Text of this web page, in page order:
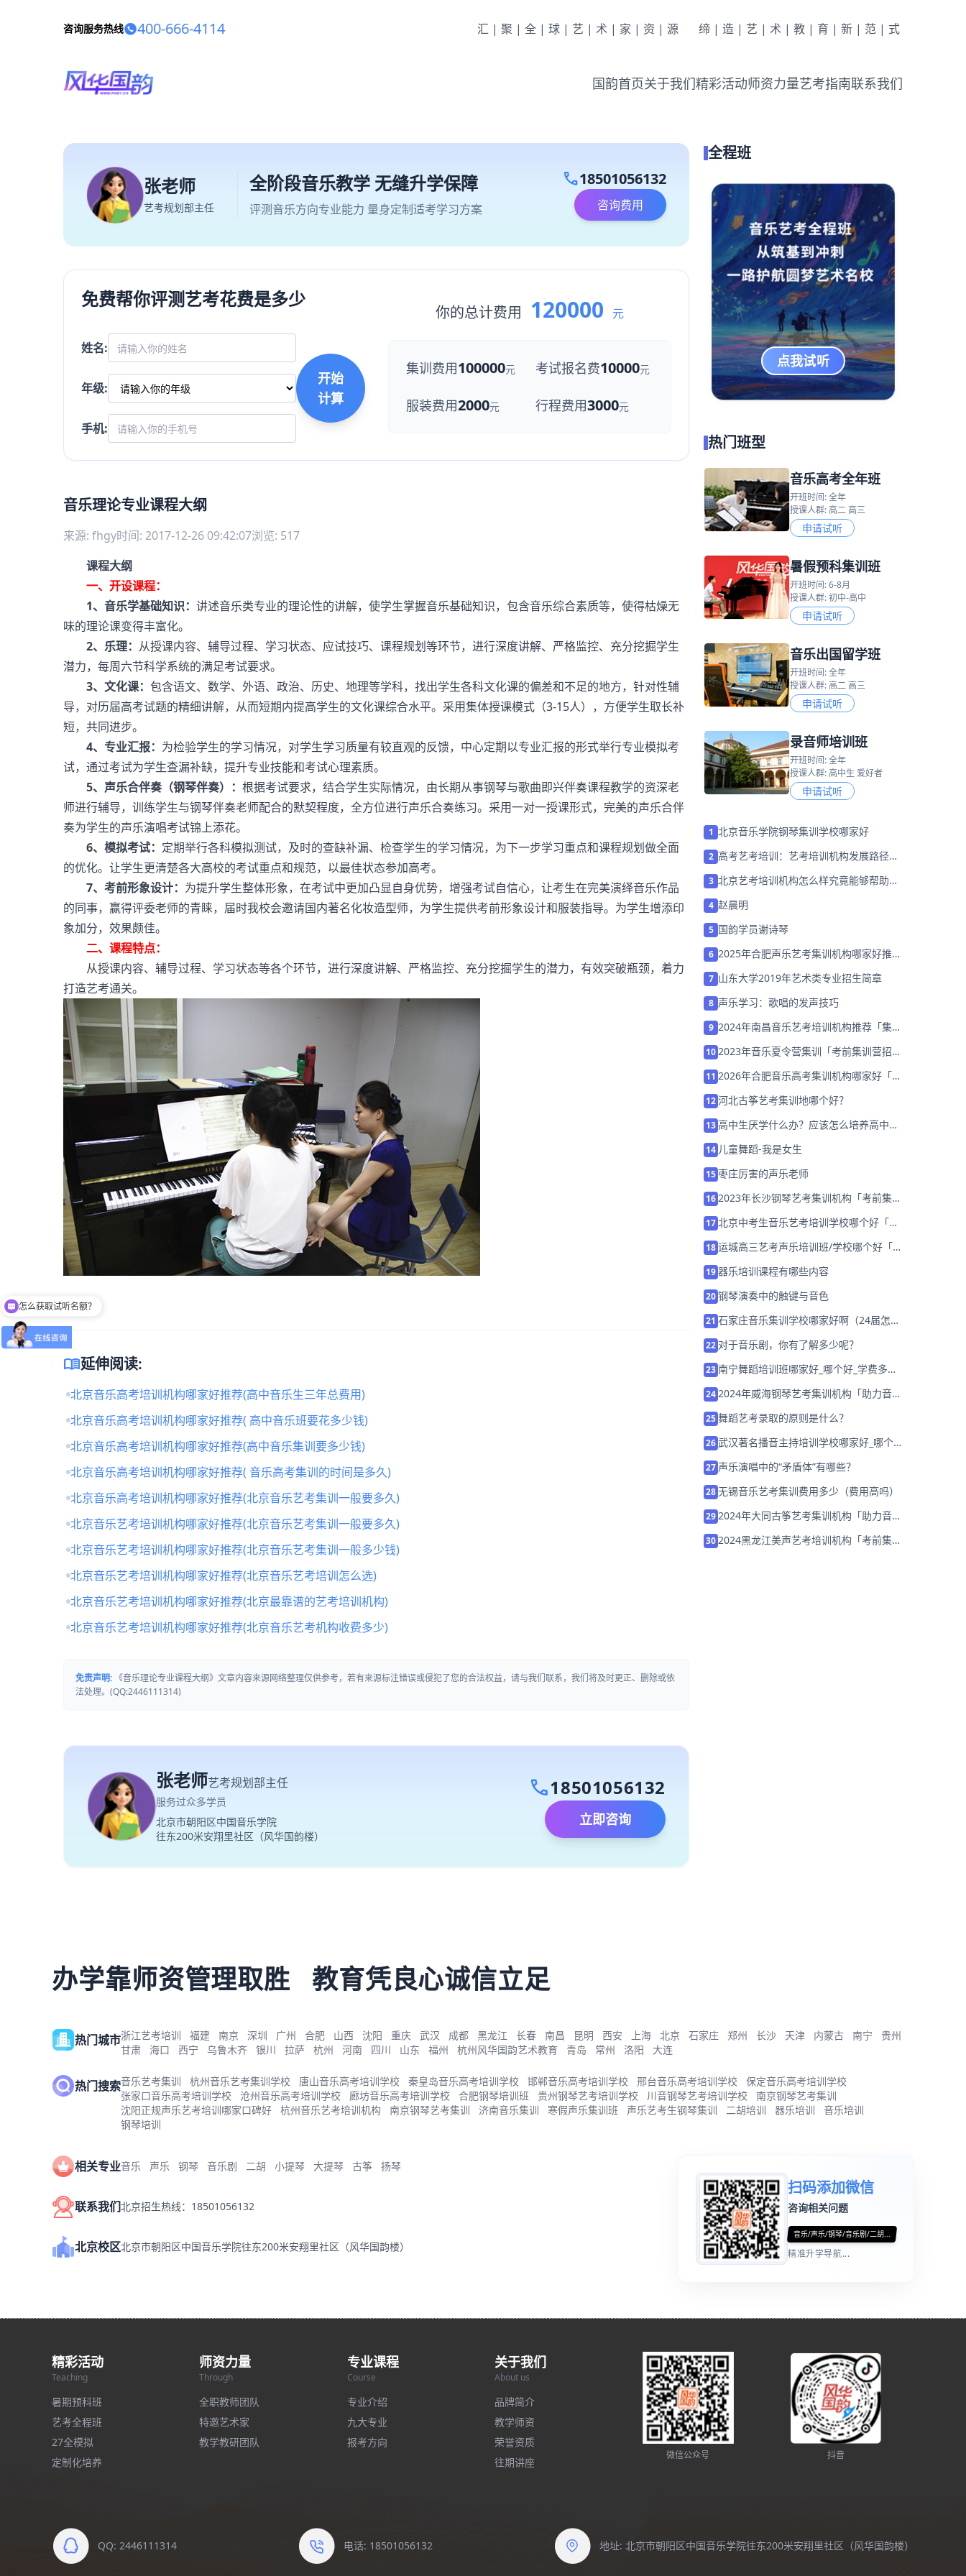
咨询服务热线 400-666-4114 汇|聚|全|球|艺|术|家|资|源 缔|造|艺|术|教|育|新|范|式
国韵首页关于我们精彩活动师资力量艺考指南联系我们
张老师
艺考规划部主任
全阶段音乐教学 无缝升学保障
评测音乐方向专业能力 量身定制适考学习方案
call18501056132
咨询费用
免费帮你评测艺考花费是多少
姓名:
年级:
手机:
开始
计算
你的总计费用 120000 元
集训费用100000元 考试报名费10000元
服装费用2000元 行程费用3000元
音乐理论专业课程大纲
来源: fhgy时间: 2017-12-26 09:42:07浏览: 517
课程大纲
一、开设课程：
1、音乐学基础知识： 讲述音乐类专业的理论性的讲解，使学生掌握音乐基础知识，包含音乐综合素质等，使得枯燥无
味的理论课变得丰富化。
2、乐理： 从授课内容、辅导过程、学习状态、应试技巧、课程规划等环节，进行深度讲解、严格监控、充分挖掘学生
潜力，每周六节科学系统的满足考试要求。
3、文化课： 包含语文、数学、外语、政治、历史、地理等学科，找出学生各科文化课的偏差和不足的地方，针对性辅
导，对历届高考试题的精细讲解，从而短期内提高学生的文化课综合水平。采用集体授课模式（3-15人），方便学生取长补
短，共同进步。
4、专业汇报： 为检验学生的学习情况，对学生学习质量有较直观的反馈，中心定期以专业汇报的形式举行专业模拟考
试，通过考试为学生查漏补缺，提升专业技能和考试心理素质。
5、声乐合伴奏（钢琴伴奏）： 根据考试要求，结合学生实际情况，由长期从事钢琴与歌曲即兴伴奏课程教学的资深老
师进行辅导，训练学生与钢琴伴奏老师配合的默契程度，全方位进行声乐合奏练习。采用一对一授课形式，完美的声乐合伴
奏为学生的声乐演唱考试锦上添花。
6、模拟考试： 定期举行各科模拟测试，及时的查缺补漏、检查学生的学习情况，为下一步学习重点和课程规划做全面
的优化。让学生更清楚各大高校的考试重点和规范，以最佳状态参加高考。
7、考前形象设计： 为提升学生整体形象，在考试中更加凸显自身优势，增强考试自信心，让考生在完美演绎音乐作品
的同事，赢得评委老师的青睐，届时我校会邀请国内著名化妆造型师，为学生提供考前形象设计和服装指导。为学生增添印
象加分，效果颇佳。
二、课程特点：
从授课内容、辅导过程、学习状态等各个环节，进行深度讲解、严格监控、充分挖掘学生的潜力，有效突破瓶颈，着力
打造艺考通关。
menu_book延伸阅读:
北京音乐高考培训机构哪家好推荐(高中音乐生三年总费用)
北京音乐高考培训机构哪家好推荐( 高中音乐班要花多少钱)
北京音乐高考培训机构哪家好推荐(高中音乐集训要多少钱)
北京音乐高考培训机构哪家好推荐( 音乐高考集训的时间是多久)
北京音乐高考培训机构哪家好推荐(北京音乐艺考集训一般要多久)
北京音乐艺考培训机构哪家好推荐(北京音乐艺考集训一般要多久)
北京音乐艺考培训机构哪家好推荐(北京音乐艺考集训一般多少钱)
北京音乐艺考培训机构哪家好推荐(北京音乐艺考培训怎么选)
北京音乐艺考培训机构哪家好推荐(北京最靠谱的艺考培训机构)
北京音乐艺考培训机构哪家好推荐(北京音乐艺考机构收费多少)
免责声明: 《音乐理论专业课程大纲》文章内容来源网络整理仅供参考，若有来源标注错误或侵犯了您的合法权益，请与我们联系，我们将及时更正、删除或依
法处理。(QQ:2446111314)
张老师艺考规划部主任
服务过众多学员
北京市朝阳区中国音乐学院
往东200米安翔里社区（风华国韵楼）
call18501056132
立即咨询
全程班
点我试听
热门班型
音乐高考全年班
开班时间: 全年
授课人群: 高二 高三
申请试听
暑假预科集训班
开班时间: 6-8月
授课人群: 初中-高中
申请试听
音乐出国留学班
开班时间: 全年
授课人群: 高二 高三
申请试听
录音师培训班
开班时间: 全年
授课人群: 高中生 爱好者
申请试听
1 北京音乐学院钢琴集训学校哪家好
2 高考艺考培训：艺考培训机构发展路径建
3 北京艺考培训机构怎么样究竟能够帮助人
4 赵晨明
5 国韵学员谢诗琴
6 2025年合肥声乐艺考集训机构哪家好推荐
7 山东大学2019年艺术类专业招生简章
8 声乐学习：歌唱的发声技巧
9 2024年南昌音乐艺考培训机构推荐「集训
102023年音乐夏令营集训「考前集训营招生
11 2026年合肥音乐高考集训机构哪家好「考
12河北古筝艺考集训地哪个好？
13高中生厌学什么办？应该怎么培养高中生
14 儿童舞蹈-我是女生
15枣庄厉害的声乐老师
162023年长沙钢琴艺考集训机构「考前集训
17北京中考生音乐艺考培训学校哪个好「免
18运城高三艺考声乐培训班/学校哪个好「免
19器乐培训课程有哪些内容
20钢琴演奏中的触键与音色
21 石家庄音乐集训学校哪家好啊（24届怎么
22 对于音乐剧，你有了解多少呢？
23南宁舞蹈培训班哪家好_哪个好_学费多
242024年威海钢琴艺考集训机构「助力音乐
25舞蹈艺考录取的原则是什么？
26武汉著名播音主持培训学校哪家好_哪个
27 声乐演唱中的“矛盾体”有哪些？
28无锡音乐艺考集训费用多少（费用高吗）
292024年大同古筝艺考集训机构「助力音乐
302024黑龙江美声艺考培训机构「考前集训
办学靠师资管理取胜 教育凭良心诚信立足
热门城市浙江艺考培训 福建 南京 深圳 广州 合肥 山西 沈阳 重庆 武汉 成都 黑龙江 长春 南昌 昆明 西安 上海 北京 石家庄 郑州 长沙 天津 内蒙古 南宁
贵州
甘肃
海口 西宁 乌鲁木齐 银川 拉萨 杭州 河南 四川 山东 福州 杭州风华国韵艺术教育 青岛 常州 洛阳 大连
热门搜索音乐艺考集训 杭州音乐艺考集训学校 唐山音乐高考培训学校 秦皇岛音乐高考培训学校 邯郸音乐高考培训学校 邢台音乐高考培训学校
保定音乐高考培训学校
张家口音乐高考培训学校
沧州音乐高考培训学校 廊坊音乐高考培训学校 合肥钢琴培训班 贵州钢琴艺考培训学校 川音钢琴艺考培训学校
南京钢琴艺考集训
沈阳正规声乐艺考培训哪家口碑好
杭州音乐艺考培训机构 南京钢琴艺考集训 济南音乐集训 寒假声乐集训班 声乐艺考生钢琴集训 二胡培训 器乐培训
音乐培训
钢琴培训
相关专业音乐 声乐 钢琴 音乐剧 二胡 小提琴 大提琴 古筝 扬琴
联系我们北京招生热线：18501056132
北京校区北京市朝阳区中国音乐学院往东200米安翔里社区（风华国韵楼）
扫码添加微信
咨询相关问题
音乐/声乐/钢琴/音乐剧/二胡...
精准升学导航...
精彩活动
Teaching
暑期预科班
艺考全程班
27全模拟
定制化培养
师资力量
Through
全职教师团队
特邀艺术家
教学教研团队
专业课程
Course
专业介绍
九大专业
报考方向
关于我们
About us
品牌简介
教学师资
荣誉资质
往期讲座
微信公众号 抖音
QQ: 2446111314 电话: 18501056132 地址: 北京市朝阳区中国音乐学院往东200米安翔里社区（风华国韵楼）
留下【姓名】 【微信】即获取免费试听名额